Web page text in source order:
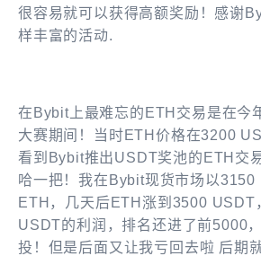
很容易就可以获得高额奖励！感谢
样丰富的活动.
在Bybit上最难忘的ETH交易是在今
大赛期间！当时ETH价格在3200
看到Bybit推出USDT奖池的ETH交
哈一把！我在Bybit现货市场以
ETH，几天后ETH涨到3500 USDT
USDT的利润，排名还进了前5000
投！但是后面又让我亏回去啦 后期